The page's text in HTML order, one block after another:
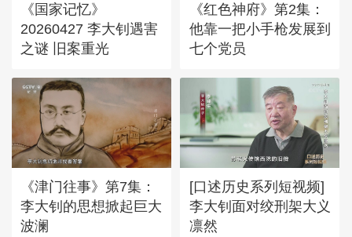
《国家记忆》
20260427 李大钊遇害
之谜 旧案重光
《红色神府》第2集：
他靠一把小手枪发展到
七个党员
《津门往事》第7集：
李大钊的思想掀起巨大
波澜
[口述历史系列短视频]
李大钊面对绞刑架大义
凛然